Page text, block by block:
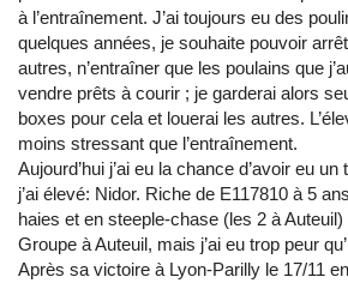
à l’entraînement. J’ai toujours eu des
quelques années, je souhaite pouvoir
autres, n’entraîner que les poulains que
vendre prêts à courir ; je garderai alors
boxes pour cela et louerai les autres.
moins stressant que l’entraînement.
Aujourd’hui j’ai eu la chance d’avoir eu
j’ai élevé: Nidor. Riche de E117810 à 5
haies et en steeple-chase (les 2 à Auteuil)
Groupe à Auteuil, mais j’ai eu trop peur
Après sa victoire à Lyon-Parilly le 17/11